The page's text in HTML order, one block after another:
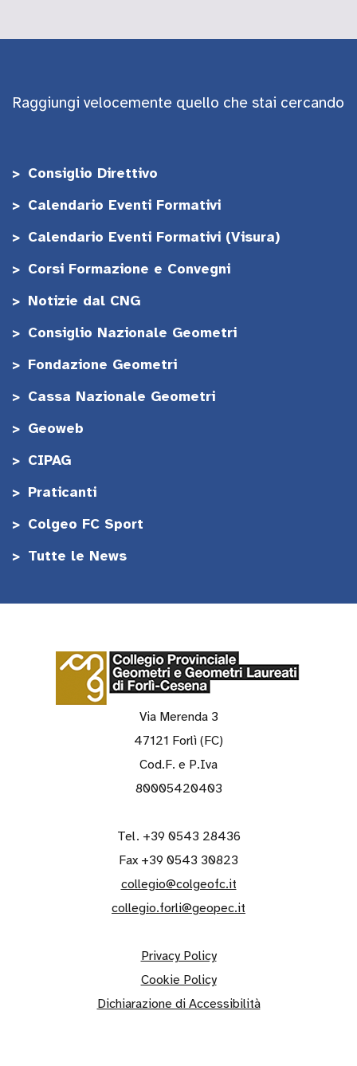
Raggiungi velocemente quello che stai cercando
Consiglio Direttivo
Calendario Eventi Formativi
Calendario Eventi Formativi (Visura)
Corsi Formazione e Convegni
Notizie dal CNG
Consiglio Nazionale Geometri
Fondazione Geometri
Cassa Nazionale Geometri
Geoweb
CIPAG
Praticanti
Colgeo FC Sport
Tutte le News
Via Merenda 3
47121 Forlì (FC)
Cod.F. e P.Iva
80005420403
Tel. +39 0543 28436
Fax +39 0543 30823
collegio@colgeofc.it
collegio.forli@geopec.it
Privacy Policy
Cookie Policy
Dichiarazione di Accessibilità